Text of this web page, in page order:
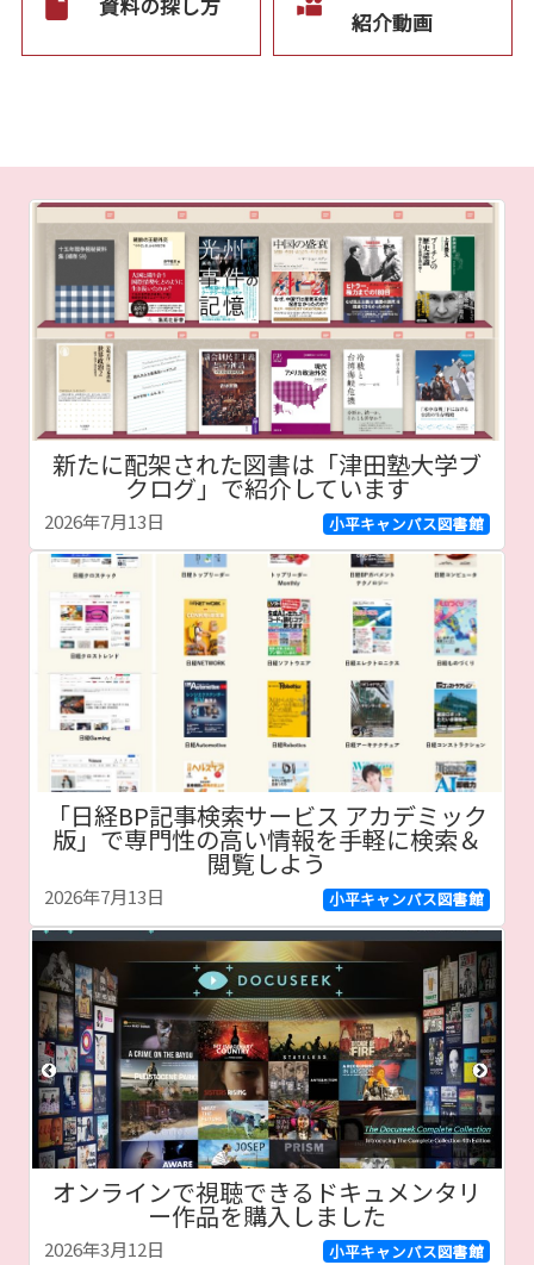
資料の探し方
紹介動画
新たに配架された図書は「津田塾大学ブ
クログ」で紹介しています
2026年7月13日 小平キャンパス図書館
「日経BP記事検索サービス アカデミック
版」で専門性の高い情報を手軽に検索＆
閲覧しよう
2026年7月13日 小平キャンパス図書館
オンラインで視聴できるドキュメンタリ
ー作品を購入しました
2026年3月12日 小平キャンパス図書館